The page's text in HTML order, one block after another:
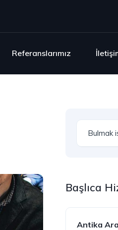
Referanslarımız
Başlıca
Antika